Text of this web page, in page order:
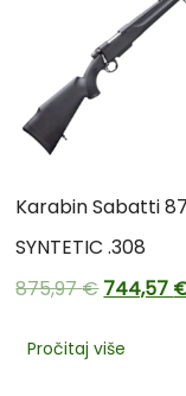
Karabin Sabatti
SYNTETIC .308
875,97€744,57
Pročitaj više